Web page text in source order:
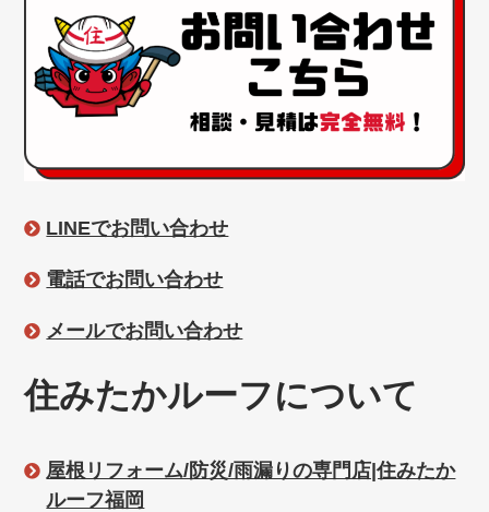
LINEでお問い合わせ
電話でお問い合わせ
メールでお問い合わせ
住みたかルーフについて
屋根リフォーム/防災/雨漏りの専門店|住みたか
ルーフ福岡